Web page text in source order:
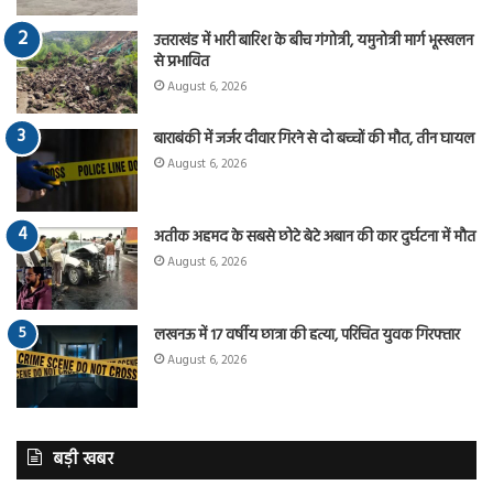
उत्तराखंड में भारी बारिश के बीच गंगोत्री, यमुनोत्री मार्ग भूस्खलन
से प्रभावित
August 6, 2026
बाराबंकी में जर्जर दीवार गिरने से दो बच्चों की मौत, तीन घायल
August 6, 2026
अतीक अहमद के सबसे छोटे बेटे अबान की कार दुर्घटना में मौत
August 6, 2026
लखनऊ में 17 वर्षीय छात्रा की हत्या, परिचित युवक गिरफ्तार
August 6, 2026
बड़ी खबर